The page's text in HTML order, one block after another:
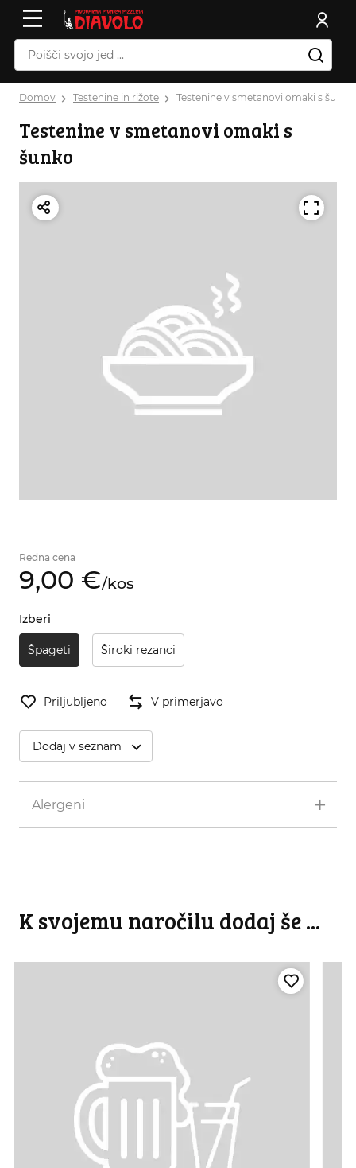
Domov Testenine in rižote Testenine v smetanovi omaki s šunko
Testenine v smetanovi omaki s
šunko
Redna cena
9,00 €/kos
Izberi
Špageti Široki rezanci
Priljubljeno V primerjavo
Dodaj v seznam
Alergeni
K svojemu naročilu dodaj še ...